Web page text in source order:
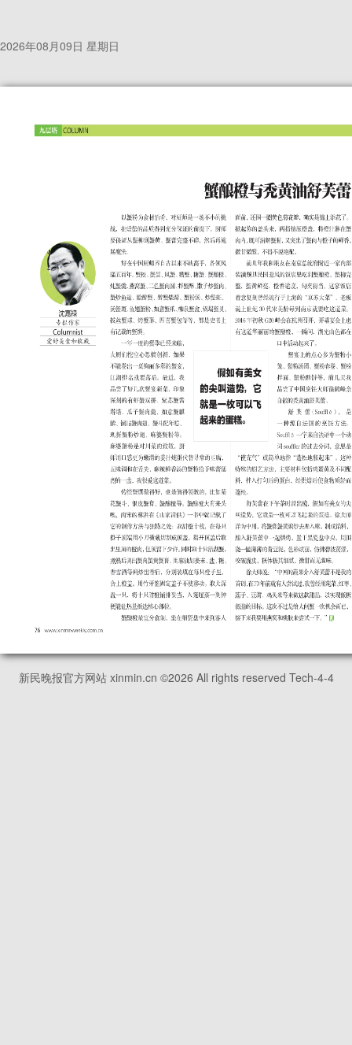
2026年08月09日 星期日
新民晚报官方网站 xinmin.cn ©2026 All rights reserved Tech-4-4